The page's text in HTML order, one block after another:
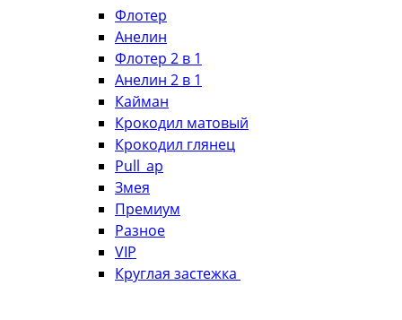
Флотер
Анелин
Флотер 2 в 1
Анелин 2 в 1
Кайман
Крокодил матовый
Крокодил глянец
Pull_ap
Змея
Премиум
Разное
VIP
Круглая застежка